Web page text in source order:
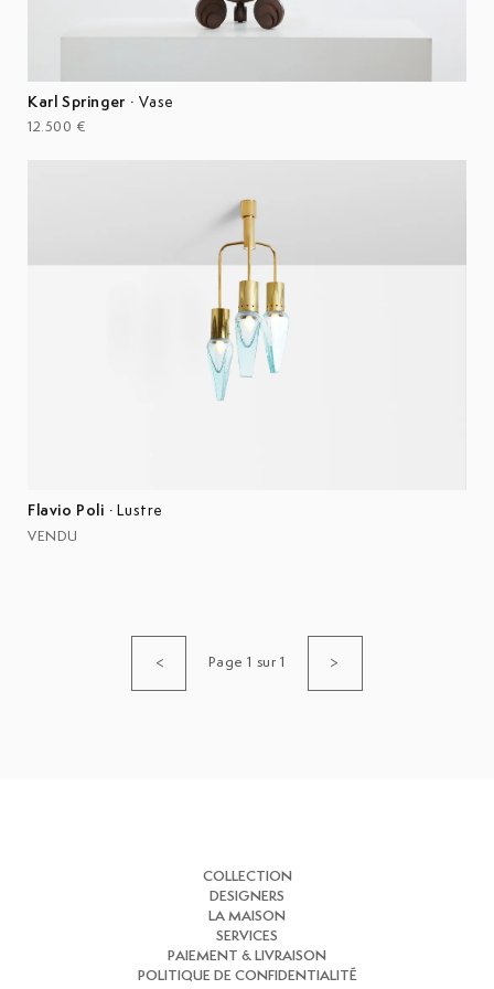
Karl Springer · Vase
12.500 €
Flavio Poli · Lustre
VENDU
< Page 1 sur 1 >
COLLECTION
DESIGNERS
LA MAISON
SERVICES
PAIEMENT & LIVRAISON
POLITIQUE DE CONFIDENTIALITÉ